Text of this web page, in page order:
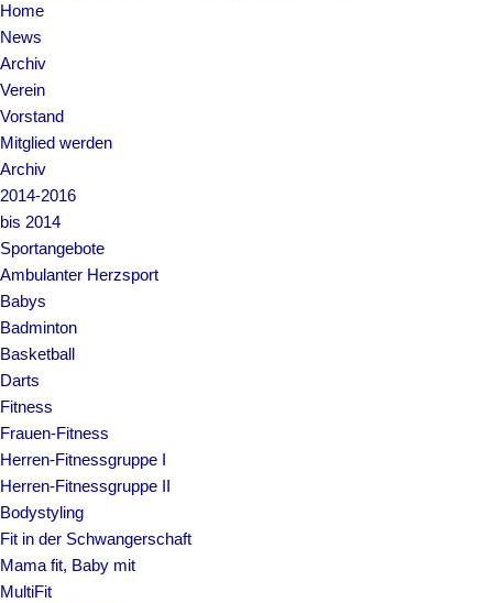
Home
News
Archiv
Verein
Vorstand
Mitglied werden
Archiv
2014-2016
bis 2014
Sportangebote
Ambulanter Herzsport
Babys
Badminton
Basketball
Darts
Fitness
Frauen-Fitness
Herren-Fitnessgruppe I
Herren-Fitnessgruppe II
Bodystyling
Fit in der Schwangerschaft
Mama fit, Baby mit
MultiFit